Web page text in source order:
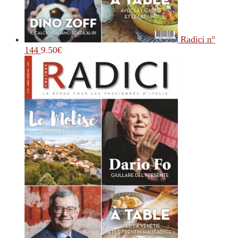
Radici n°
144 9.50€